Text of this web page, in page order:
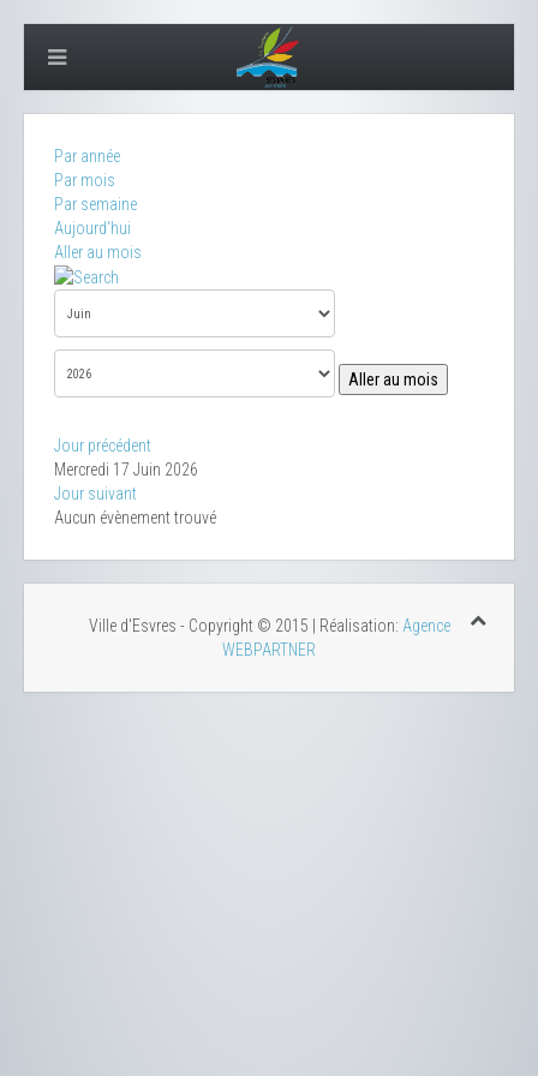
Par année
Par mois
Par semaine
Aujourd'hui
Aller au mois
Aller au mois
Jour précédent
Mercredi 17 Juin 2026
Jour suivant
Aucun évènement trouvé
Ville d'Esvres - Copyright © 2015 | Réalisation: Agence
WEBPARTNER